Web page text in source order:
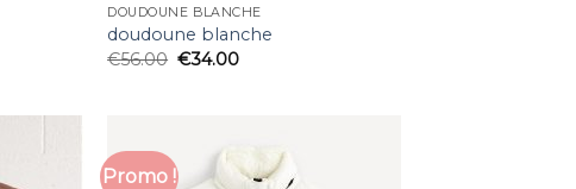
DOUDOUNE BLANCHE
doudoune blanche
€56.00 €34.00
Promo !